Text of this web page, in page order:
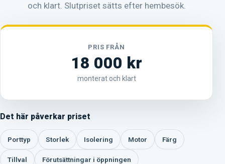
och klart. Slutpriset sätts efter hembesök.
PRIS FRÅN
18 000 kr
monterat och klart
Det här påverkar priset
Porttyp Storlek Isolering Motor Färg
Tillval Förutsättningar i öppningen